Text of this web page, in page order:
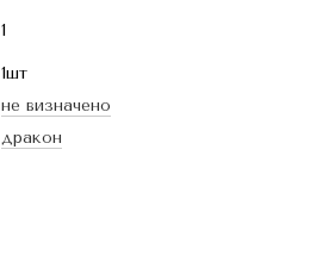
1
1шт
не визначено
дракон